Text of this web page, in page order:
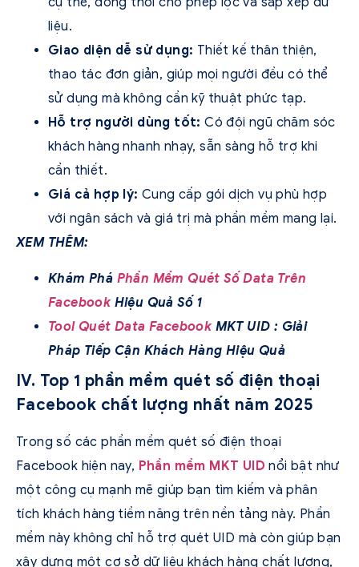
liệu.
Giao diện dễ sử dụng: Thiết kế thân thiện,
thao tác đơn giản, giúp mọi người đều có thể
sử dụng mà không cần kỹ thuật phức tạp.
Hỗ trợ người dùng tốt: Có đội ngũ chăm sóc
khách hàng nhanh nhạy, sẵn sàng hỗ trợ khi
cần thiết.
Giá cả hợp lý: Cung cấp gói dịch vụ phù hợp
với ngân sách và giá trị mà phần mềm mang lại.
XEM THÊM:
Khám Phá Phần Mềm Quét Số Data Trên
FacebookHiệu Quả Số 1
Tool Quét Data FacebookMKT UID : Giải
Pháp Tiếp Cận Khách Hàng Hiệu Quả
IV. Top 1 phần mềm quét số điện thoại
Facebook chất lượng nhất năm 2025
Trong số các phần mềm quét số điện thoại
Facebook hiện nay, Phần mềm MKT UID nổi bật như
một công cụ mạnh mẽ giúp bạn tìm kiếm và phân
tích khách hàng tiềm năng trên nền tảng này. Phần
mềm này không chỉ hỗ trợ quét UID mà còn giúp bạn
xây dựng một cơ sở dữ liệu khách hàng chất lượng,